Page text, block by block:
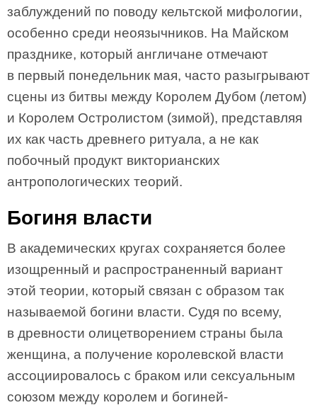
заблуждений по поводу кельтской мифологии,
особенно среди неоязычников. На Майском
празднике, который англичане отмечают
в первый понедельник мая, часто разыгрывают
сцены из битвы между Королем Дубом (летом)
и Королем Остролистом (зимой), представляя
их как часть древнего ритуала, а не как
побочный продукт викторианских
антропологических теорий.
Богиня власти
В академических кругах сохраняется более
изощренный и распространенный вариант
этой теории, который связан с образом так
называемой богини власти. Судя по всему,
в древности олицетворением страны была
женщина, а получение королевской власти
ассоциировалось с браком или сексуальным
союзом между королем и богиней-